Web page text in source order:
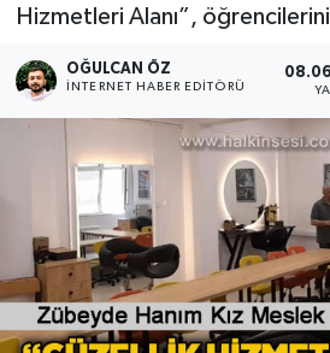
Hizmetleri Alanı”,
OĞULCAN ÖZ
İNTERNET HABER EDITÖRÜ
ÇEVRE
BİLİM VE TEKNOLOJİ
DUNYA
Düzce
Eğitim